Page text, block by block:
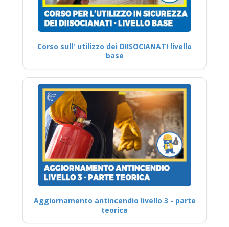
Corso sull' utilizzo dei DIISOCIANATI livello
base
Aggiornamento antincendio livello 3 - parte
teorica